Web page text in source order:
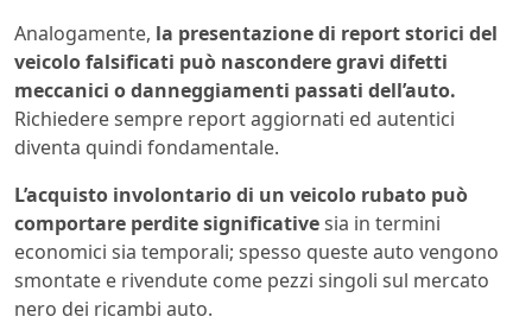
Analogamente, la presentazione di report storici del
veicolo falsificati può nascondere gravi difetti
meccanici o danneggiamenti passati dell’auto.
Richiedere sempre report aggiornati ed autentici
diventa quindi fondamentale.
L’acquisto involontario di un veicolo rubato può
comportare perdite significativesia in termini
economici sia temporali; spesso queste auto vengono
smontate e rivendute come pezzi singoli sul mercato
nero dei ricambi auto.